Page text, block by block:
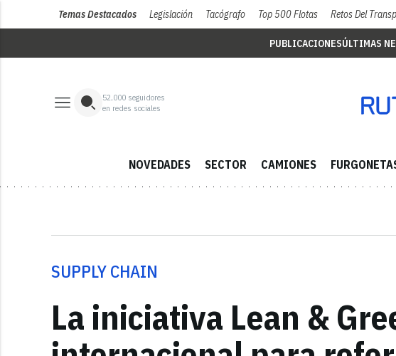
Temas Destacados Legislación Tacógrafo Top 500 Flotas Retos Del
PUBLICACIONESÚLTIMAS
52,000 seguidores
en redes sociales
NOVEDADES SECTOR CAMIONES
SUPPLY CHAIN
La iniciativa Lean &